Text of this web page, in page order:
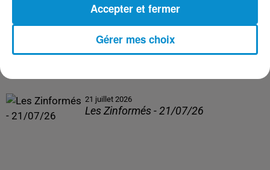
21 juillet 2026
Les Zinformés - 21/07/26
Gérer mes choix
Accepter et fermer